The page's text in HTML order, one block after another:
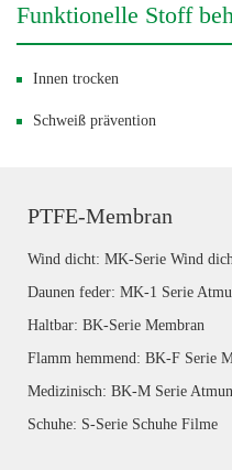
Funktionelle Stoff
Innen trocken
Schweiß prävention
PTFE-Membran
Wind dicht: MK-Serie Wind
Daunen feder: MK-1 Serie
Haltbar: BK-Serie Membran
Flamm hemmend: BK-F Serie
Medizinisch: BK-M Serie
Schuhe: S-Serie Schuhe Filme